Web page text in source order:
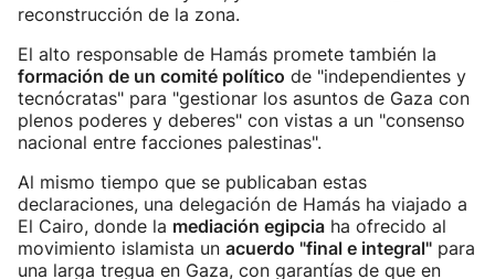
reconstrucción de la zona.
El alto responsable de Hamás promete también la
formación de un comité político de "independientes y
tecnócratas" para "gestionar los asuntos de Gaza con
plenos poderes y deberes" con vistas a un "consenso
nacional entre facciones palestinas".
Al mismo tiempo que se publicaban estas
declaraciones, una delegación de Hamás ha viajado a
El Cairo, donde la mediación egipcia ha ofrecido al
movimiento islamista un acuerdo "final e integral" para
una larga tregua en Gaza, con garantías de que en